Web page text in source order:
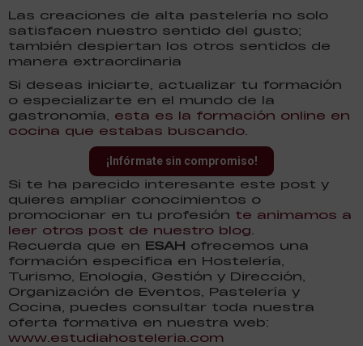
Las creaciones de alta pastelería no solo
satisfacen nuestro sentido del gusto;
también despiertan los otros sentidos de
manera extraordinaria
Si deseas iniciarte, actualizar tu formación
o especializarte en el mundo de la
gastronomía, esta es la formación online en
cocina que estabas buscando.
¡Infórmate sin compromiso!
Si te ha parecido interesante este post y
quieres ampliar conocimientos o
promocionar en tu profesión te animamos a
leer otros post de nuestro blog.
Recuerda que en ESAH ofrecemos una
formación específica en Hostelería,
Turismo, Enología, Gestión y Dirección,
Organización de Eventos, Pastelería y
Cocina, puedes consultar toda nuestra
oferta formativa en nuestra web:
www.estudiahosteleria.com